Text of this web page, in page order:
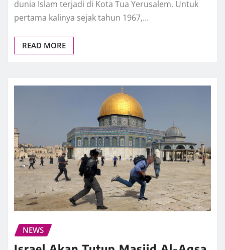
dunia Islam terjadi di Kota Tua Yerusalem. Untuk
pertama kalinya sejak tahun 1967,…
READ MORE
NEWS